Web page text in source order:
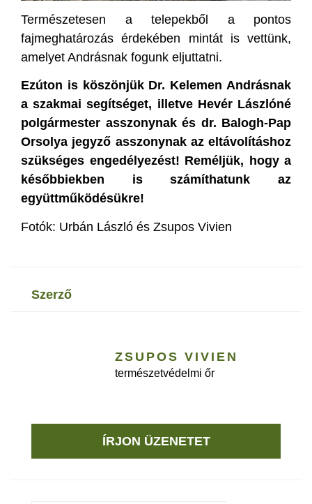
Természetesen a telepekből a pontos
fajmeghatározás érdekében mintát is vettünk,
amelyet Andrásnak fogunk eljuttatni.
Ezúton is köszönjük Dr. Kelemen Andrásnak
a szakmai segítséget, illetve Hevér Lászlóné
polgármester asszonynak és dr. Balogh-Pap
Orsolya jegyző asszonynak az eltávolításhoz
szükséges engedélyezést! Reméljük, hogy a
későbbiekben is számíthatunk az
együttműködésükre!
Fotók: Urbán László és Zsupos Vivien
szerző
ZSUPOS VIVIEN
természetvédelmi őr
ÍRJON ÜZENETET